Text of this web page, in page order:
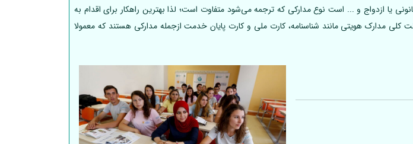
یا ازدواج و ... است نوع مدارکی که ترجمه می‌شود متفاوت است؛ لذا بهترین راهکار برای اقدام به
کلی مدارک هویتی مانند شناسنامه، کارت ملی و کارت پایان خدمت ازجمله مدارکی هستند که معمولا